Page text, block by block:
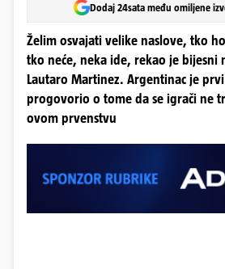
Dodaj 24sata među omiljene
Želim osvajati velike naslove, tko
tko neće, neka ide, rekao je bijesni
Lautaro Martinez. Argentinac je
progovorio o tome da se igrači ne
ovom prvenstvu